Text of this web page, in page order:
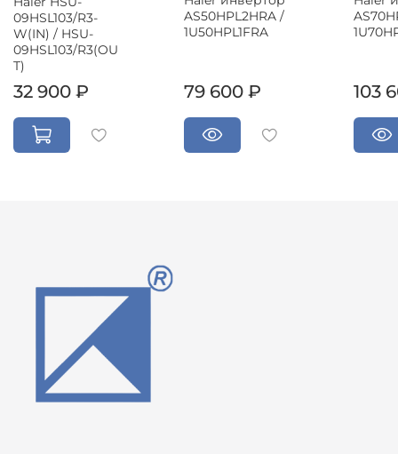
09HSL103/R3-
W(IN) / HSU-
09HSL103/R3(OU
T)
32 900 ₽
AS50HPL2HRA /
1U50HPL1FRA
79 600 ₽ 103